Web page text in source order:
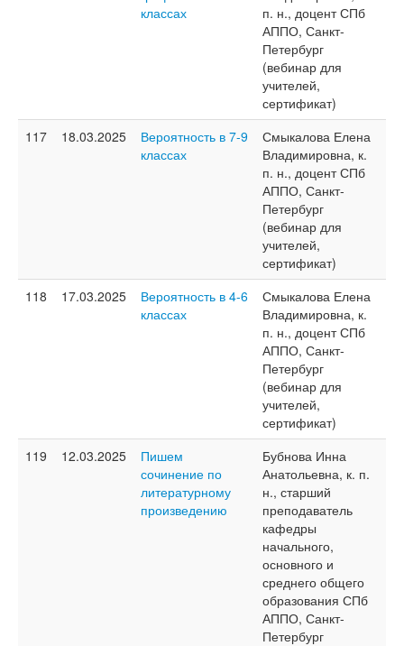
классах
п. н., доцент СПб
АППО, Санкт-
Петербург
(вебинар для
учителей,
сертификат)
117
18.03.2025
Вероятность в 7-9
классах
Смыкалова Елена
Владимировна, к.
п. н., доцент СПб
АППО, Санкт-
Петербург
(вебинар для
учителей,
сертификат)
118
17.03.2025
Вероятность в 4-6
классах
Смыкалова Елена
Владимировна, к.
п. н., доцент СПб
АППО, Санкт-
Петербург
(вебинар для
учителей,
сертификат)
119
12.03.2025
Пишем
сочинение по
литературному
произведению
Бубнова Инна
Анатольевна, к. п.
н., старший
преподаватель
кафедры
начального,
основного и
среднего общего
образования СПб
АППО, Санкт-
Петербург